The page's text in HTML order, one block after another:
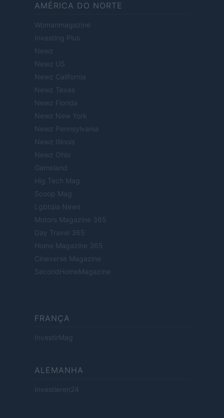
AMÉRICA DO NORTE
Womanmagazine
Investing Plus
Newz
Newz US
Newz California
Newz Texas
Newz Florida
Newz New York
Newz Pennsylvania
Newz Illinois
Newz Ohio
Gameland
Hig Tech Mag
Scoop Mag
Lgbtqia News
Motors Magazine 365
Day Travel 365
Home Magazine 365
Cineverse Magazine
SecondHomeMagazine
FRANÇA
InvestirMag
ALEMANHA
Investieren24